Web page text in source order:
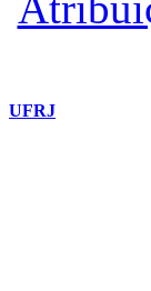
UFRJ